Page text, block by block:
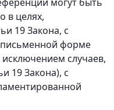
могут быть
в целях,
19 Закона, с
письменной форме
случаев,
19 Закона), с